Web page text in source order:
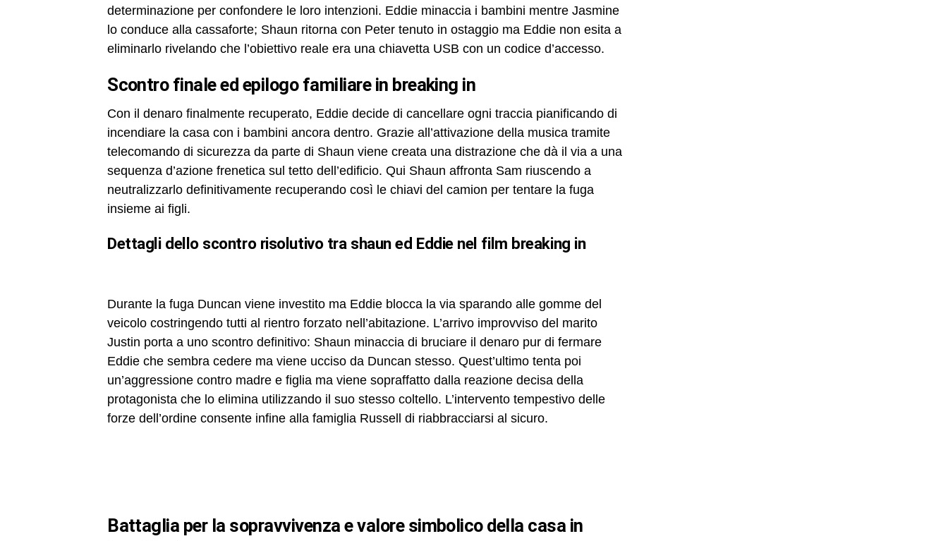
determinazione per confondere le loro intenzioni. Eddie minaccia i bambini mentre Jasmine
lo conduce alla cassaforte; Shaun ritorna con Peter tenuto in ostaggio ma Eddie non esita a
eliminarlo rivelando che l’obiettivo reale era una chiavetta USB con un codice d’accesso.
scontro finale ed epilogo familiare in breaking in
Con il denaro finalmente recuperato, Eddie decide di cancellare ogni traccia pianificando di
incendiare la casa con i bambini ancora dentro. Grazie all’attivazione della musica tramite
telecomando di sicurezza da parte di Shaun viene creata una distrazione che dà il via a una
sequenza d’azione frenetica sul tetto dell’edificio. Qui Shaun affronta Sam riuscendo a
neutralizzarlo definitivamente recuperando così le chiavi del camion per tentare la fuga
insieme ai figli.
dettagli dello scontro risolutivo tra shaun ed Eddie nel film breaking in
Durante la fuga Duncan viene investito ma Eddie blocca la via sparando alle gomme del
veicolo costringendo tutti al rientro forzato nell’abitazione. L’arrivo improvviso del marito
Justin porta a uno scontro definitivo: Shaun minaccia di bruciare il denaro pur di fermare
Eddie che sembra cedere ma viene ucciso da Duncan stesso. Quest’ultimo tenta poi
un’aggressione contro madre e figlia ma viene sopraffatto dalla reazione decisa della
protagonista che lo elimina utilizzando il suo stesso coltello. L’intervento tempestivo delle
forze dell’ordine consente infine alla famiglia Russell di riabbracciarsi al sicuro.
battaglia per la sopravvivenza e valore simbolico della casa in